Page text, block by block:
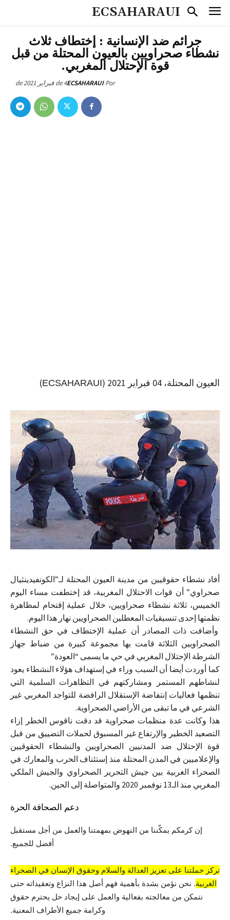
ECSAHARAUI
جرائم ضد الإنسانية : إختطاف ثلاث
نشطاء صحراويين بالعيون المحتلة من قبل
قوة الإحتلال المغربي.
Por
ECSAHARAUI4 de فبراير de 2021
العيون المحتلة، 04 فبراير 2021 ( ECSAHARAUI
)
أفاد نشطاء حقوقيين من مدينة العيون المحتلة لـ”الكونفيدينثيال
صحراوي” أن قوات الاحتلال المغربية، قد إختطفت مساء اليوم
الخميس، ثلاثة نشطاء صحراويين، خلال عملية إقتحام لمظاهرة
نظمتها إحدى تنسيقيات المعطلين الصحراويين نهار هذا اليوم.
وأضافت ذات المصادر أن عملية الإختطاف في حق النشطاء
الصحراويين الثلاثة قامت بها مجموعة كبيرة من ضباط جهاز
الشرطة الإحتلال المغربي في حي ما يسمى “العودة”
كما أوردت أيضا أن السبب وراء في إستهداف هؤلاء النشطاء يعود
لنشاطهم المستمر ومشاركتهم في التظاهرات السلمية التي
تنظمها فعاليات إنتفاضة الإستقلال الرافضة للتواجد المغربي غير
الشرعي في ما تبقى من الأراضي الصحراوية.
هذا وكانت عدة منظمات صحراوية قد دقت ناقوس الخطر إزاء
التصعيد الخطير والإرتفاع غير المسبوق لحملات التضييق من قبل
قوة الإحتلال ضد المدنيين الصحراويين والنشطاء الحقوقيين
والإعلاميين في المدن المحتلة منذ إستئناف الحرب والمعارك في
الصحراء الغربية بين جيش التحرير الصحراوي والجيش الملكي
المغربي منذ الـ13 نوفمبر 2020 والمتواصلة إلى الحين.
دعم الصحافة الحرة
إن كرمكم يمكّننا من النهوض بمهمتنا والعمل من أجل مستقبل
أفضل للجميع.
تركز حملتنا على تعزيز العدالة والسلام وحقوق الإنسان في الصحراء
الغربية. نحن نؤمن بشدة بأهمية فهم أصل هذا النزاع وتعقيداته حتى
نتمكن من معالجته بفعالية والعمل على إيجاد حل يحترم حقوق
وكرامة جميع الأطراف المعنية.